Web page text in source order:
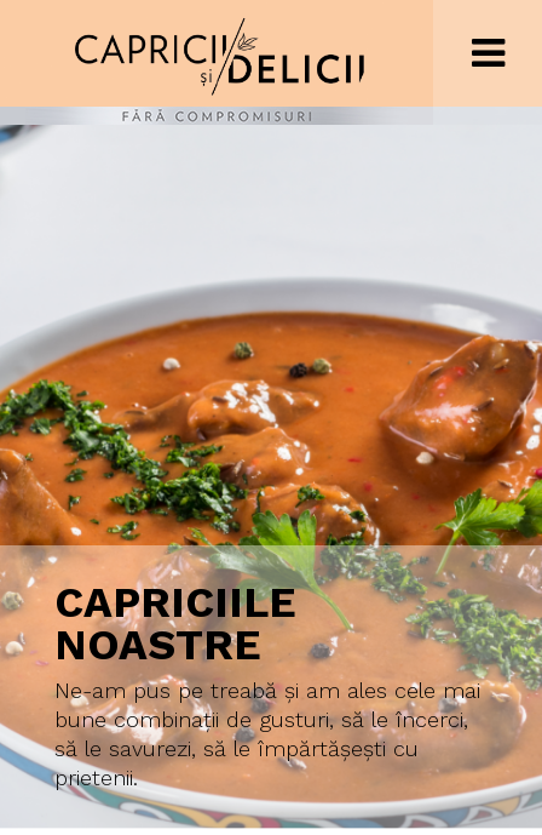
CAPRICIILE
NOASTRE
Ne-am pus pe treabă și am ales cele mai
bune combinații de gusturi, să le încerci,
să le savurezi, să le împărtășești cu
prietenii.